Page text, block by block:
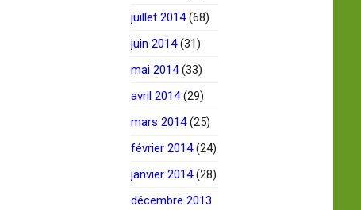
juillet 2014(68)
juin 2014(31)
mai 2014(33)
avril 2014(29)
mars 2014(25)
février 2014(24)
janvier 2014(28)
décembre 2013